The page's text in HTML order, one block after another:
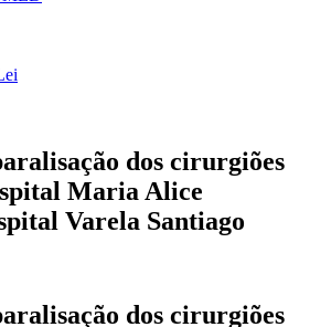
dos cirurgiões
Maria Alice
Varela Santiago
dos cirurgiões